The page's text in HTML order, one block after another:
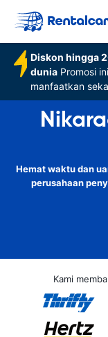
Diskon hingga
dunia Promosi
manfaatkan
Hemat waktu dan
perusahaan
Kami